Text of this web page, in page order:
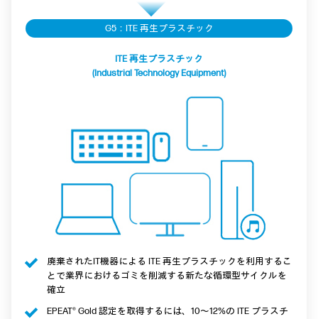
G5：ITE 再生プラスチック
ITE 再生プラスチック
(Industrial Technology Equipment)
廃棄されたIT機器による ITE 再生プラスチックを利用するこ
とで業界におけるゴミを削減する新たな循環型サイクルを
確立
EPEAT® Gold 認定を取得するには、10～12%の ITE プラスチ